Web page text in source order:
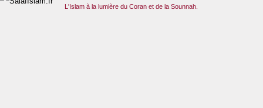
L'Islam à la lumière du Coran et de la Sounnah.